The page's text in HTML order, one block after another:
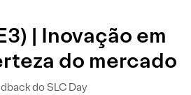
| Inovação em
do mercado
do SLC Day